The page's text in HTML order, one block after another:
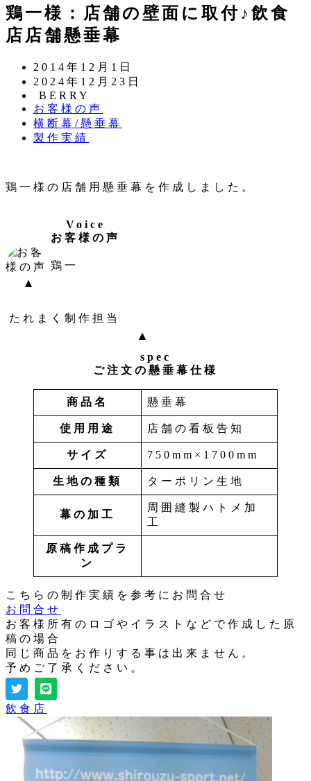
鶏一様：店舗の壁面に取付♪飲食
店店舗懸垂幕
投
稿
日
2014年12月1日
更
新
日
2024年12月23日
著
者
BERRY
カ
テ
ゴ
お客様の声
カ
テ
ー
横断幕/懸垂幕
カ
リ
ー
製作実績
鶏一様の店舗用懸垂幕を作成しました。
Voice
お客様の声
鶏一
たれまく制作担当
spec
ご注文の懸垂幕仕様
商品名 懸垂幕
使用用途 店舗の看板告知
サイズ 750mm×1700mm
生地の種類 ターポリン生地
幕の加工
周囲縫製ハトメ加
工
原稿作成プラ
ン
こちらの制作実績を参考にお問合せ
お問合せ
お客様所有のロゴやイラストなどで作成した原
稿の場合
同じ商品をお作りする事は出来ません。
予めご了承ください。
飲食店